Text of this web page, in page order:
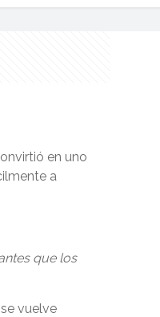
en uno
a
que los
vuelve